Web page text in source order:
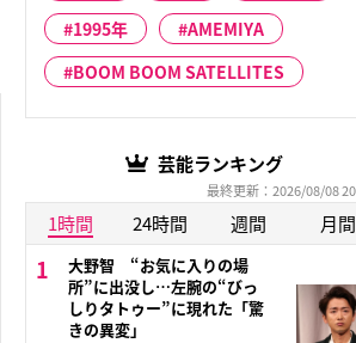
1995年
AMEMIYA
BOOM BOOM SATELLITES
芸能ランキング
最終更新：2026/08/08
1時間 24時間 週間 月間
大野智 “お気に入りの場
所”に出没し…左腕の“びっ
しりタトゥー”に現れた「驚
きの異変」